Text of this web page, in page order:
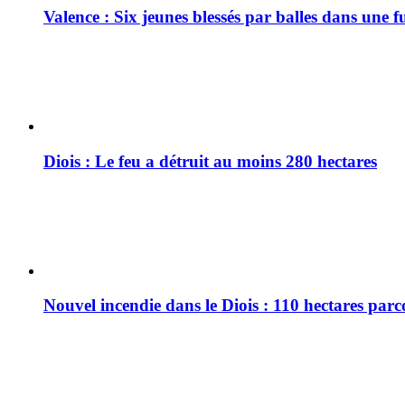
Valence : Six jeunes blessés par balles dans une
Diois : Le feu a détruit au moins 280 hectares
Nouvel incendie dans le Diois : 110 hectares